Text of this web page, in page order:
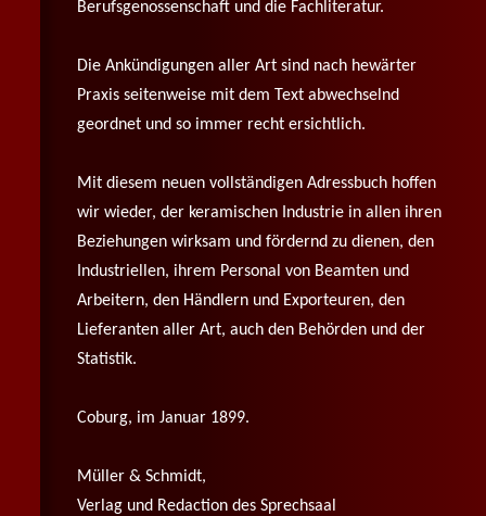
Berufsgenossenschaft und die Fachliteratur.
Die Ankündigungen aller Art sind nach hewärter
Praxis seitenweise mit dem Text abwechselnd
geordnet und so immer recht ersichtlich.
Mit diesem neuen vollständigen Adressbuch hoffen
wir wieder, der keramischen Industrie in allen ihren
Beziehungen wirksam und fördernd zu dienen, den
Industriellen, ihrem Personal von Beamten und
Arbeitern, den Händlern und Exporteuren, den
Lieferanten aller Art, auch den Behörden und der
Statistik.
Coburg, im Januar 1899.
Müller & Schmidt,
Verlag und Redaction des Sprechsaal